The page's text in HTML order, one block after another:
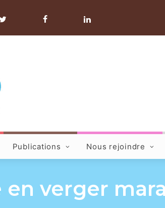
Publications Nous rejoindre
en verger